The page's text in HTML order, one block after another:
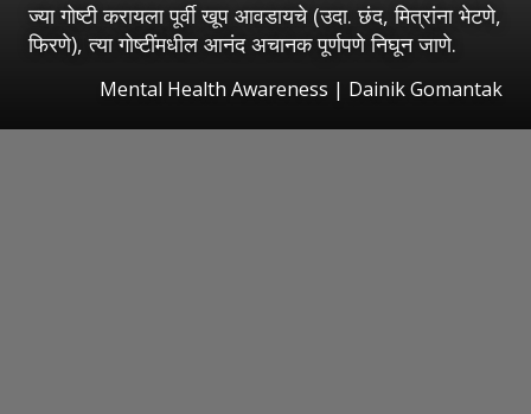
ज्या गोष्टी करायला पूर्वी खूप आवडायचे (उदा. छंद, मित्रांना भेटणे,
फिरणे), त्या गोष्टींमधील आनंद अचानक पूर्णपणे निघून जाणे.
Mental Health Awareness | Dainik Gomantak